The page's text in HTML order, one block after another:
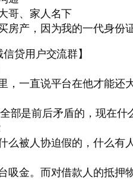
哥、家人名下
房产，因为我的一代身份
贷用户交流群】
，一直说平台在他才能还
部是前后矛盾的，现在什
么被人协迫假的，什么
吸金。而对借款人的抵押